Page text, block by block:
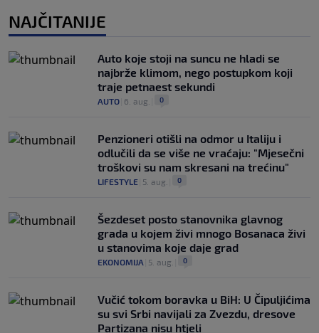
NAJČITANIJE
Auto koje stoji na suncu ne hladi se
najbrže klimom, nego postupkom koji
traje petnaest sekundi
AUTO 6. aug. 0
Penzioneri otišli na odmor u Italiju i
odlučili da se više ne vraćaju: "Mjesečni
troškovi su nam skresani na trećinu"
LIFESTYLE 5. aug. 0
Šezdeset posto stanovnika glavnog
grada u kojem živi mnogo Bosanaca živi
u stanovima koje daje grad
EKONOMIJA 5. aug. 0
Vučić tokom boravka u BiH: U Čipuljićima
su svi Srbi navijali za Zvezdu, dresove
Partizana nisu htjeli